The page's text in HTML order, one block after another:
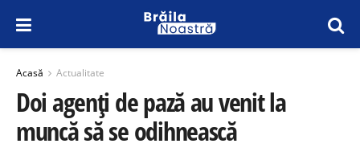
Acasă Actualitate
Doi agenți de pază au venit la
muncă să se odihnească